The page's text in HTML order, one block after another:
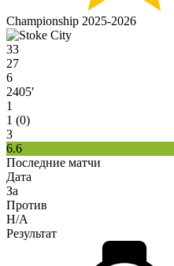
Championship 2025-2026
33
27
6
2405′
1
1 (0)
3
6.6
Последние матчи
Дата
За
Против
H/A
Результат